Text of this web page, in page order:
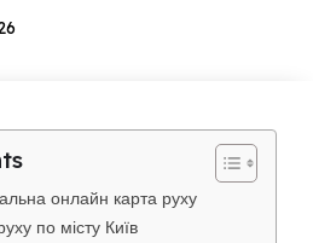
онлайн карта руху
по місту Київ